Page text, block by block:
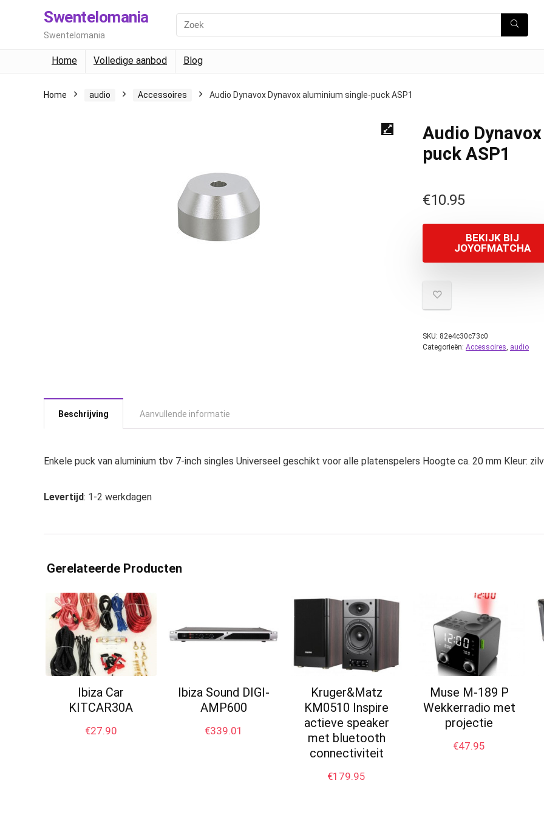
Swentelomania
Swentelomania
Home Volledige aanbod Blog
Home audio Accessoires Audio Dynavox Dynavox aluminium single-puck ASP1
Audio
puck ASP1
€10.95
BEKIJK BIJ
JOYOFMATCHA
SKU: 82e4c30c73c0
Categorieën: Accessoires, audio
Beschrijving Aanvullende informatie
Enkele puck van aluminium tbv 7-inch singles Universeel geschikt voor alle platenspelers Hoogte ca. 20 mm Kleur:
Levertijd: 1-2 werkdagen
Gerelateerde Producten
Ibiza Car
KITCAR30A
€27.90
Ibiza Sound DIGI-
AMP600
€339.01
Kruger&Matz
KM0510 Inspire
actieve speaker
met bluetooth
connectiviteit
€179.95
Muse M-189 P
Wekkerradio met
projectie
€47.95